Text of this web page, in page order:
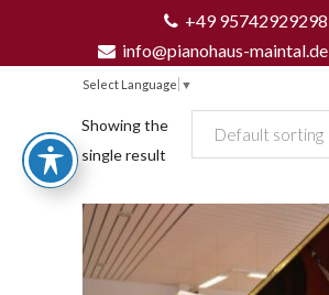
+49 95742929298
info@pianohaus-maintal.de
Select Language ▼
Showing the
single result
Default sorting